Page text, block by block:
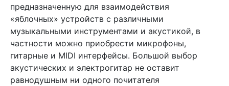
предназначенную для взаимодействия
«яблочных» устройств с различными
музыкальными инструментами и акустикой, в
частности можно приобрести микрофоны,
гитарные и MIDI интерфейсы. Большой выбор
акустических и электрогитар не оставит
равнодушным ни одного почитателя